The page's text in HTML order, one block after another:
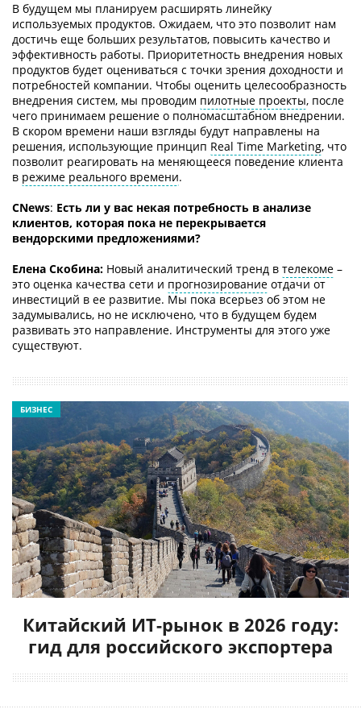
В будущем мы планируем расширять линейку
используемых продуктов. Ожидаем, что это позволит нам
достичь еще больших результатов, повысить качество и
эффективность работы. Приоритетность внедрения новых
продуктов будет оцениваться с точки зрения доходности и
потребностей компании. Чтобы оценить целесообразность
внедрения систем, мы проводим пилотные проекты, после
чего принимаем решение о полномасштабном внедрении.
В скором времени наши взгляды будут направлены на
решения, использующие принцип Real Time Marketing, что
позволит реагировать на меняющееся поведение клиента
в режиме реального времени.
CNews: Есть ли у вас некая потребность в анализе
клиентов, которая пока не перекрывается
вендорскими предложениями?
Елена Скобина: Новый аналитический тренд в телекоме –
это оценка качества сети и прогнозирование отдачи от
инвестиций в ее развитие. Мы пока всерьез об этом не
задумывались, но не исключено, что в будущем будем
развивать это направление. Инструменты для этого уже
существуют.
Китайский ИТ-рынок в 2026 году:
гид для российского экспортера
БИЗНЕС